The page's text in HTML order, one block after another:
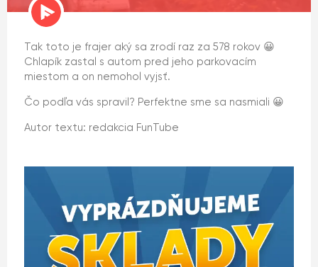
Tak toto je frajer aký sa zrodí raz za 578 rokov 😀
Chlapík zastal s autom pred jeho parkovacím
miestom a on nemohol vyjsť.
Čo podľa vás spravil? Perfektne sme sa nasmiali 😀
Autor textu: redakcia FunTube